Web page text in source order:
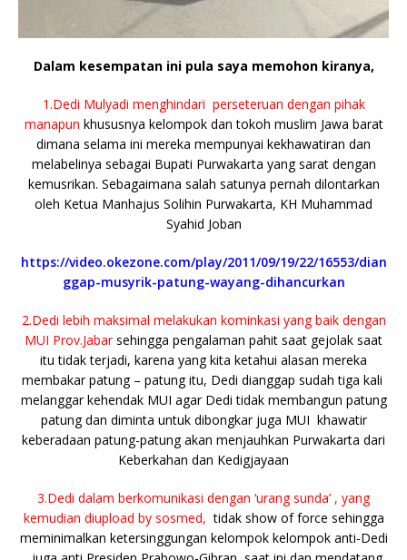
Dalam kesempatan ini pula saya memohon kiranya,
1.Dedi Mulyadi menghindari perseteruan dengan pihak
manapun khususnya kelompok dan tokoh muslim Jawa barat
dimana selama ini mereka mempunyai kekhawatiran dan
melabelinya sebagai Bupati Purwakarta yang sarat dengan
kemusrikan. Sebagaimana salah satunya pernah dilontarkan
oleh Ketua Manhajus Solihin Purwakarta, KH Muhammad
Syahid Joban
https://video.okezone.com/play/2011/09/19/22/16553/dian
ggap-musyrik-patung-wayang-dihancurkan
2.Dedi lebih maksimal melakukan kominkasi yang baik dengan
MUI Prov.Jabarsehingga pengalaman pahit saat gejolak saat
itu tidak terjadi, karena yang kita ketahui alasan mereka
membakar patung – patung itu, Dedi dianggap sudah tiga kali
melanggar kehendak MUI agar Dedi tidak membangun patung
patung dan diminta untuk dibongkar juga MUI khawatir
keberadaan patung-patung akan menjauhkan Purwakarta dari
Keberkahan dan Kedigjayaan
3.Dedi dalam berkomunikasi dengan ‘urang sunda’ , yang
kemudian diupload by sosmed, tidak show of force sehingga
meminimalkan ketersinggungan kelompok kelompok anti-Dedi